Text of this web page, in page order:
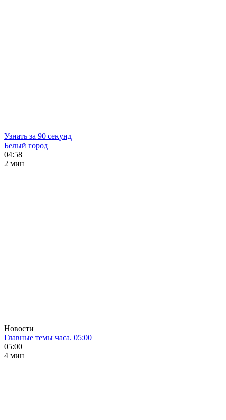
Узнать за 90 секунд
Белый город
04:58
2 мин
Новости
Главные темы часа. 05:00
05:00
4 мин